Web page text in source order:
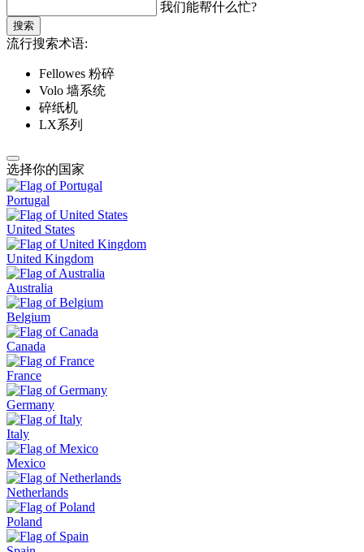
我们能帮什么忙?
搜索
流行搜索术语:
Fellowes 粉碎
Volo 墙系统
碎纸机
LX系列
选择你的国家
Portugal
United States
United Kingdom
Australia
Belgium
Canada
France
Germany
Italy
Mexico
Netherlands
Poland